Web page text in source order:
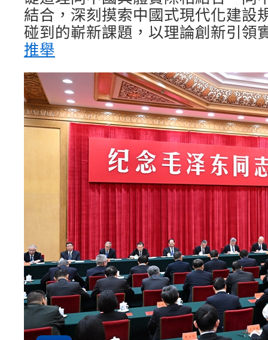
結合，深刻摸索中國式現代化建設
碰到的嶄新課題，以理論創新引領
推舉